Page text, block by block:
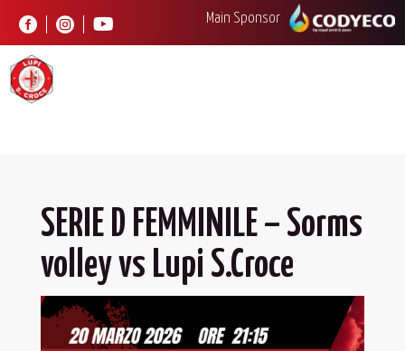
   Main Sponsor
SERIE D FEMMINILE – Sorms
volley vs Lupi S.Croce